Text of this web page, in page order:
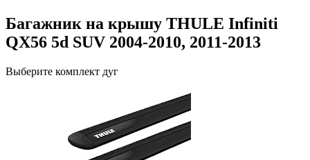
Багажник на крышу THULE Infiniti
QX56 5d SUV 2004-2010, 2011-2013
Выберите комплект дуг